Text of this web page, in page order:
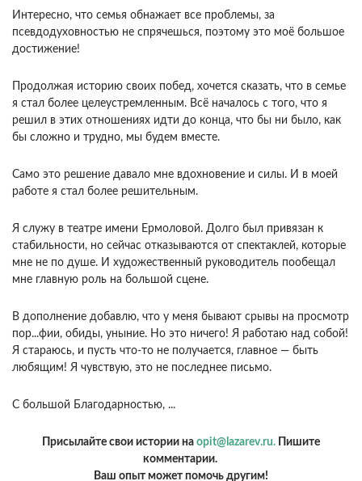
Интересно, что семья обнажает все проблемы, за
псевдодуховностью не спрячешься, поэтому это моё большое
достижение!
Продолжая историю своих побед, хочется сказать, что в семье
я стал более целеустремленным. Всё началось с того, что я
решил в этих отношениях идти до конца, что бы ни было, как
бы сложно и трудно, мы будем вместе.
Само это решение давало мне вдохновение и силы. И в моей
работе я стал более решительным.
Я служу в театре имени Ермоловой. Долго был привязан к
стабильности, но сейчас отказываются от спектаклей, которые
мне не по душе. И художественный руководитель пообещал
мне главную роль на большой сцене.
В дополнение добавлю, что у меня бывают срывы на просмотр
пop...фии, обиды, уныние. Но это ничего! Я работаю над собой!
Я стараюсь, и пусть что-то не получается, главное — быть
любящим! Я чувствую, это не последнее письмо.
С большой Благодарностью, ...
Присылайте свои истории на opit@lazarev.ru. Пишите
комментарии.
Ваш опыт может помочь другим!